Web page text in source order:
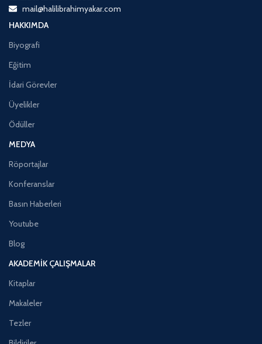
mail@halilibrahimyakar.com
HAKKIMDA
Biyografi
Eğitim
İdari Görevler
Üyelikler
Ödüller
MEDYA
Röportajlar
Konferanslar
Basın Haberleri
Youtube
Blog
AKADEMIK ÇALIŞMALAR
Kitaplar
Makaleler
Tezler